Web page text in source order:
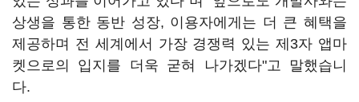
상생을 통한 동반 성장, 이용자에게는 더 큰 혜택을
제공하며 전 세계에서 가장 경쟁력 있는 제3자 앱마
켓으로의 입지를 더욱 굳혀 나가겠다"고 말했습니
다.